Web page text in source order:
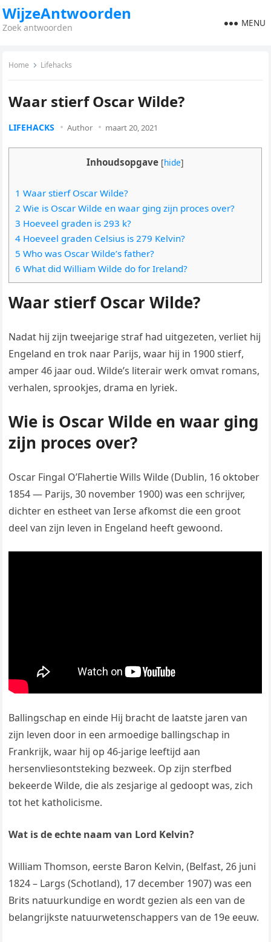
WijzeAntwoorden
Zoek antwoorden MENU
Home Lifehacks
Waar stierf Oscar Wilde?
LIFEHACKS Author maart 20, 2021
Inhoudsopgave [hide]
1 Waar stierf Oscar Wilde?
2 Wie is Oscar Wilde en waar ging zijn proces over?
3 Hoeveel graden is 293 k?
4 Hoeveel graden Celsius is 279 Kelvin?
5 Who was Oscar Wilde’s father?
6 What did William Wilde do for Ireland?
Waar stierf Oscar Wilde?
Nadat hij zijn tweejarige straf had uitgezeten, verliet hij
Engeland en trok naar Parijs, waar hij in 1900 stierf,
amper 46 jaar oud. Wilde’s literair werk omvat romans,
verhalen, sprookjes, drama en lyriek.
Wie is Oscar Wilde en waar ging
zijn proces over?
Oscar Fingal O’Flahertie Wills Wilde (Dublin, 16 oktober
1854 — Parijs, 30 november 1900) was een schrijver,
dichter en estheet van Ierse afkomst die een groot
deel van zijn leven in Engeland heeft gewoond.
Ballingschap en einde Hij bracht de laatste jaren van
zijn leven door in een armoedige ballingschap in
Frankrijk, waar hij op 46-jarige leeftijd aan
hersenvliesontsteking bezweek. Op zijn sterfbed
bekeerde Wilde, die als zesjarige al gedoopt was, zich
tot het katholicisme.
Wat is de echte naam van Lord Kelvin?
William Thomson, eerste Baron Kelvin, (Belfast, 26 juni
1824 – Largs (Schotland), 17 december 1907) was een
Brits natuurkundige en wordt gezien als een van de
belangrijkste natuurwetenschappers van de 19e eeuw.